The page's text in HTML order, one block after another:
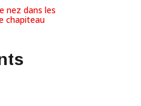
nez dans les
chapiteau